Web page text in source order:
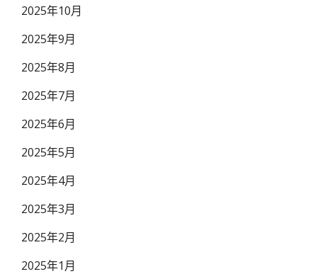
2025年10月
2025年9月
2025年8月
2025年7月
2025年6月
2025年5月
2025年4月
2025年3月
2025年2月
2025年1月